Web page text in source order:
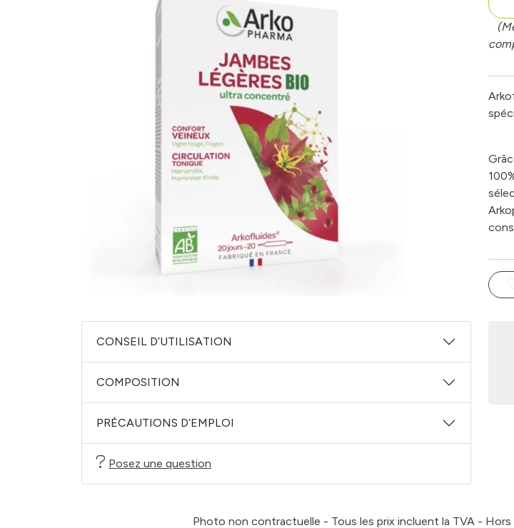
CONSEIL D’UTILISATION
COMPOSITION
PRÉCAUTIONS D’EMPLOI
Posez une question
Photo non contractuelle - Tous les prix incluent la TVA -